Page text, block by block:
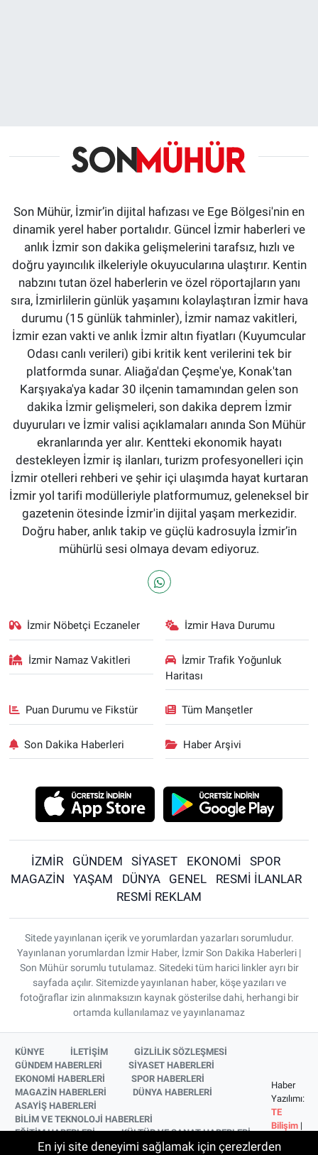
Son Mühür, İzmir’in dijital hafızası ve Ege Bölgesi'nin en
dinamik yerel haber portalıdır. Güncel İzmir haberleri ve
anlık İzmir son dakika gelişmelerini tarafsız, hızlı ve
doğru yayıncılık ilkeleriyle okuyucularına ulaştırır. Kentin
nabzını tutan özel haberlerin ve özel röportajların yanı
sıra, İzmirlilerin günlük yaşamını kolaylaştıran İzmir hava
durumu (15 günlük tahminler), İzmir namaz vakitleri,
İzmir ezan vakti ve anlık İzmir altın fiyatları (Kuyumcular
Odası canlı verileri) gibi kritik kent verilerini tek bir
platformda sunar. Aliağa'dan Çeşme'ye, Konak'tan
Karşıyaka'ya kadar 30 ilçenin tamamından gelen son
dakika İzmir gelişmeleri, son dakika deprem İzmir
duyuruları ve İzmir valisi açıklamaları anında Son Mühür
ekranlarında yer alır. Kentteki ekonomik hayatı
destekleyen İzmir iş ilanları, turizm profesyonelleri için
İzmir otelleri rehberi ve şehir içi ulaşımda hayat kurtaran
İzmir yol tarifi modülleriyle platformumuz, geleneksel bir
gazetenin ötesinde İzmir'in dijital yaşam merkezidir.
Doğru haber, anlık takip ve güçlü kadrosuyla İzmir’in
mühürlü sesi olmaya devam ediyoruz.
İzmir Nöbetçi Eczaneler İzmir Hava Durumu
İzmir Namaz Vakitleri
İzmir Trafik Yoğunluk
Haritası
Puan Durumu ve Fikstür Tüm Manşetler
Son Dakika Haberleri Haber Arşivi
İZMİR GÜNDEM SİYASET EKONOMİ
SPOR
MAGAZİN
YAŞAM DÜNYA GENEL
RESMİ İLANLAR
RESMİ REKLAM
Sitede yayınlanan içerik ve yorumlardan yazarları sorumludur.
Yayınlanan yorumlardan İzmir Haber, İzmir Son Dakika Haberleri |
Son Mühür sorumlu tutulamaz. Sitedeki tüm harici linkler ayrı bir
sayfada açılır. Sitemizde yayınlanan haber, köşe yazıları ve
fotoğraflar izin alınmaksızın kaynak gösterilse dahi, herhangi bir
ortamda kullanılamaz ve yayınlanamaz
KÜNYE İLETİŞİM
GİZLİLİK SÖZLEŞMESİ
GÜNDEM HABERLERİ
SİYASET HABERLERİ
EKONOMİ HABERLERİ
SPOR HABERLERİ
MAGAZİN HABERLERİ
DÜNYA HABERLERİ
ASAYİŞ HABERLERİ
BİLİM VE TEKNOLOJİ HABERLERİ
EĞİTİM HABERLERİ
KÜLTÜR VE SANAT HABERLERİ
SAĞLIK HABERLERİ
YAŞAM HABERLERİ
Haber
Yazılımı:
TE
Bilişim |
© 2026
En iyi site deneyimi sağlamak için çerezlerden